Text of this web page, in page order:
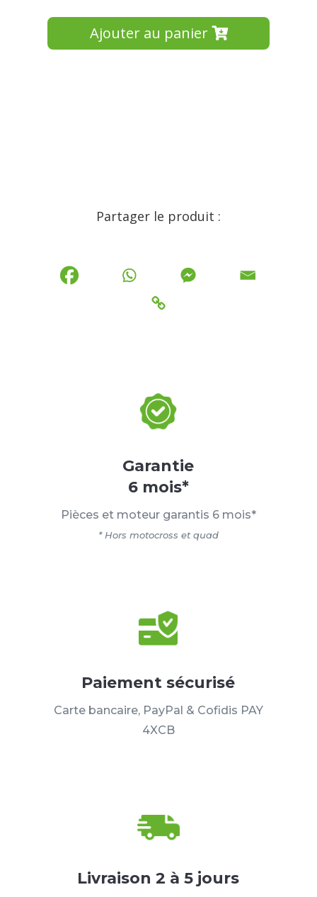
Ajouter au panier
Partager le produit :
Garantie
6 mois*
Pièces et moteur garantis 6 mois*
* Hors motocross et quad
Paiement sécurisé
Carte bancaire, PayPal & Cofidis PAY
4XCB
Livraison 2 à 5 jours